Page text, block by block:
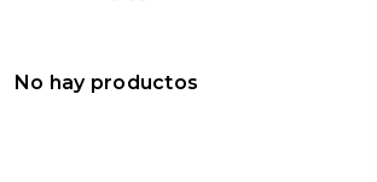
No hay productos